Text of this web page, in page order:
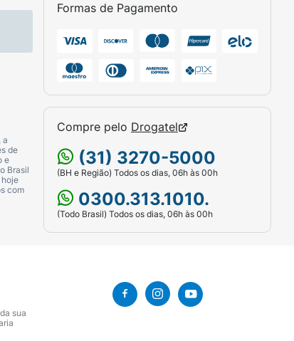
insolação. Evite exposição
a
de
e
Brasil
hoje
com
Formas de Pagamento
Compre pelo Drogatel
(31) 3270-5000
(BH e Região) Todos os dias, 06h às 00h
0300.313.1010.
(Todo Brasil) Todos os dias, 06h às 00h
sua